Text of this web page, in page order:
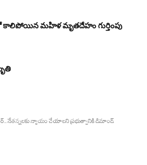
కాలిపోయిన మహిళ మృతదేహం గుర్తింపు